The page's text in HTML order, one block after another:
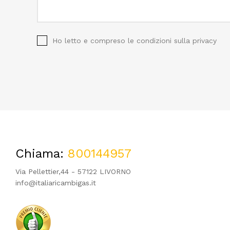
Ho letto e compreso le condizioni sulla privacy
Chiama: 800144957
Via Pellettier,44 - 57122 LIVORNO
info@italiaricambigas.it